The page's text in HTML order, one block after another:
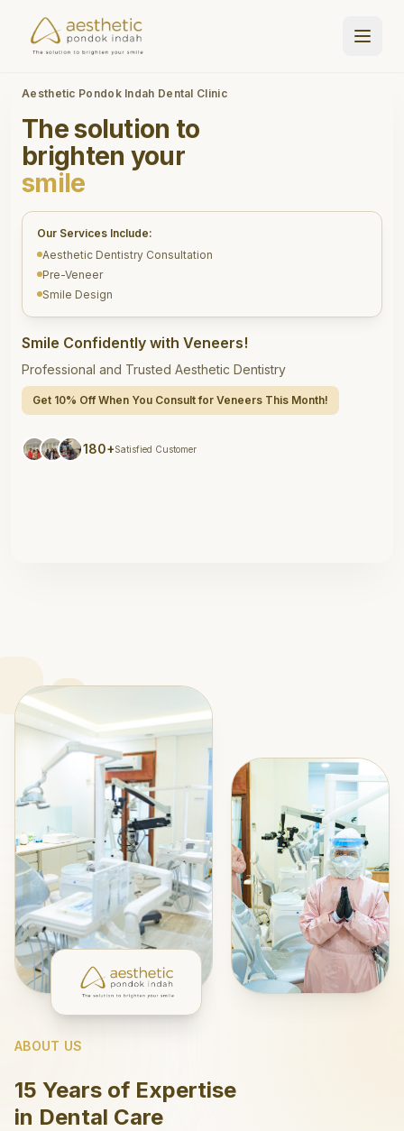
Aesthetic Pondok Indah Dental Clinic
The solution to
brighten your
smile
Our Services Include:
Aesthetic Dentistry Consultation
Pre-Veneer
Smile Design
Smile Confidently with Veneers!
Professional and Trusted Aesthetic Dentistry
Get 10% Off When You Consult for Veneers This Month!
180+Satisfied Customer
ABOUT US
15 Years of Expertise
in Dental Care